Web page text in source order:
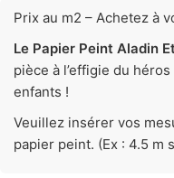
Prix au m2 – Achetez à
Le Papier Peint Aladin
pièce à l’effigie du
enfants !
Veuillez insérer vos
papier peint. (Ex : 4.5 m